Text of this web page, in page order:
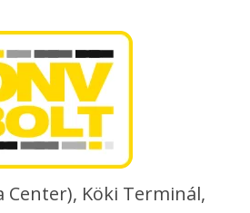
Center), Köki Terminál,